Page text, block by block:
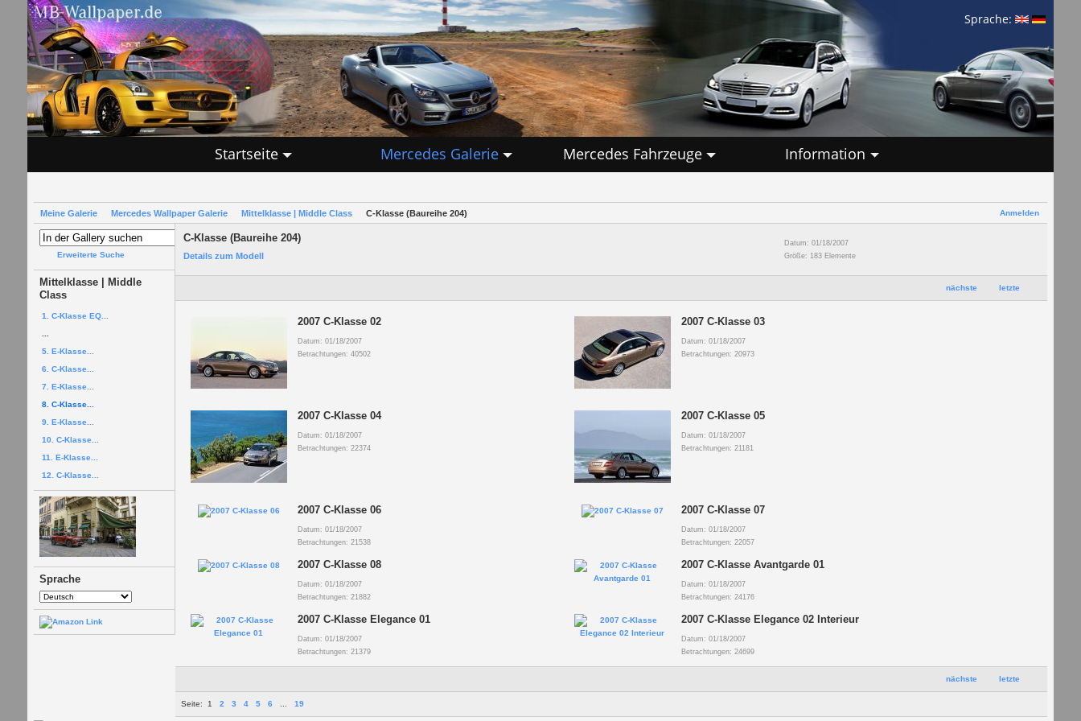
Sprache:
Startseite Mercedes Galerie Mercedes Fahrzeuge Information
Anmelden
Meine Galerie Mercedes Wallpaper Galerie Mittelklasse | Middle Class C-Klasse (Baureihe 204)
Erweiterte Suche
Mittelklasse | Middle
Class
1. C-Klasse EQ...
5. E-Klasse...
6. C-Klasse...
7. E-Klasse...
8. C-Klasse...
9. E-Klasse...
10. C-Klasse...
11. E-Klasse...
12. C-Klasse...
Sprache
C-Klasse (Baureihe 204)
Details zum Modell
Datum: 01/18/2007
Größe: 183 Elemente
nächste letzte
2007 C-Klasse 02
Datum: 01/18/2007
Betrachtungen: 40502
2007 C-Klasse 03
Datum: 01/18/2007
Betrachtungen: 20973
2007 C-Klasse 04
Datum: 01/18/2007
Betrachtungen: 22374
2007 C-Klasse 05
Datum: 01/18/2007
Betrachtungen: 21181
2007 C-Klasse 06
Datum: 01/18/2007
Betrachtungen: 21538
2007 C-Klasse 07
Datum: 01/18/2007
Betrachtungen: 22057
2007 C-Klasse 08
Datum: 01/18/2007
Betrachtungen: 21882
2007 C-Klasse Avantgarde 01
Datum: 01/18/2007
Betrachtungen: 24176
2007 C-Klasse Elegance 01
Datum: 01/18/2007
Betrachtungen: 21379
2007 C-Klasse Elegance 02 Interieur
Datum: 01/18/2007
Betrachtungen: 24699
nächste letzte
Seite: 1 2 3 4 5 6 19